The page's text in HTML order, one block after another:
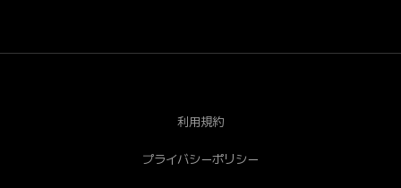
す。
利用規約
プライバシーポリシー